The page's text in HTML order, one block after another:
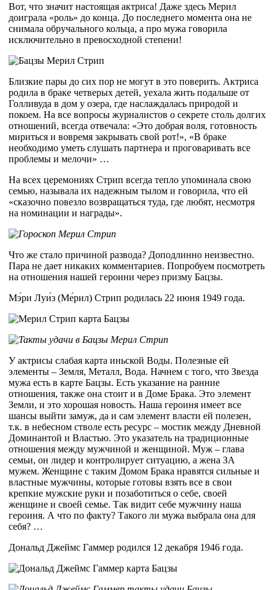
Вот, что значит настоящая актриса! Даже здесь Мерил
доиграла «роль» до конца. До последнего момента она не
снимала обручального кольца, а про мужа говорила
исключительно в превосходной степени!
Близкие пары до сих пор не могут в это поверить. Актриса
родила в браке четверых детей, уехала жить подальше от
Голливуда в дом у озера, где наслаждалась природой и
покоем. На все вопросы журналистов о секрете столь долгих
отношений, всегда отвечала: «Это добрая воля, готовность
мириться и вовремя закрывать свой рот!», «В браке
необходимо уметь слушать партнера и проговаривать все
проблемы и мелочи» …
На всех церемониях Стрип всегда тепло упоминала свою
семью, называла их надежным тылом и говорила, что ей
«сказочно повезло возвращаться туда, где любят, несмотря
на номинации и награды».
Что же стало причиной развода? Доподлинно неизвестно.
Пара не дает никаких комментариев. Попробуем посмотреть
на отношения нашей героини через призму Бацзы.
Мэ́ри Луи́з (Ме́рил) Стрип родилась 22 июня 1949 года.
У актрисы слабая карта иньской Воды. Полезные ей
элементы – Земля, Металл, Вода. Начнем с того, что Звезда
мужа есть в карте Бацзы. Есть указание на ранние
отношения, также она стоит и в Доме Брака. Это элемент
Земли, и это хорошая новость. Наша героиня имеет все
шансы выйти замуж, да и сам элемент власти ей полезен,
т.к. в небесном стволе есть ресурс – мостик между Дневной
Доминантой и Властью. Это указатель на традиционные
отношения между мужчиной и женщиной. Муж – глава
семьи, он лидер и контролирует ситуацию, а жена ЗА
мужем. Женщине с таким Домом Брака нравятся сильные и
властные мужчины, которые готовы взять все в свои
крепкие мужские руки и позаботиться о себе, своей
женщине и своей семье. Так видит себе мужчину наша
героиня. А что по факту? Такого ли мужа выбрала она для
себя? …
Дональд Джеймс Гаммер родился 12 декабря 1946 года.